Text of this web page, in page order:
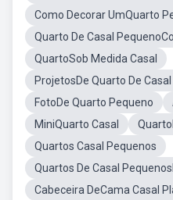
Como Decorar UmQuarto
Quarto De Casal
QuartoSob Medida Casal
ProjetosDe Quarto De
FotoDe Quarto Pequeno
MiniQuarto Casal
Quartos Casal Pequenos
Quartos De Casal
Cabeceira DeCama Casal